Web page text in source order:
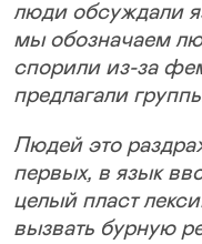
люди обсуждали
мы обозначаем
спорили из-за
предлагали
Людей это
первых, в язык
целый пласт
вызвать бурную